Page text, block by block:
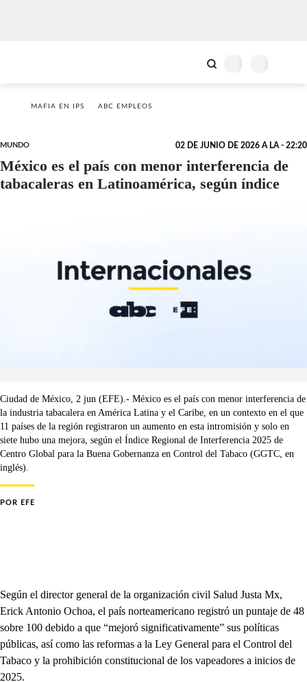
MAFIA EN IPS ABC EMPLEOS
MUNDO 02 DE JUNIO DE 2026 A LA - 22:20
México es el país con menor interferencia de
tabacaleras en Latinoamérica, según índice
Ciudad de México, 2 jun (EFE).- México es el país con menor interferencia de
la industria tabacalera en América Latina y el Caribe, en un contexto en el que
11 países de la región registraron un aumento en esta intromisión y solo en
siete hubo una mejora, según el Índice Regional de Interferencia 2025 de
Centro Global para la Buena Gobernanza en Control del Tabaco (GGTC, en
inglés).
POR EFE
Según el director general de la organización civil Salud Justa Mx,
Erick Antonio Ochoa, el país norteamericano registró un puntaje de 48
sobre 100 debido a que “mejoró significativamente” sus políticas
públicas, así como las reformas a la Ley General para el Control del
Tabaco y la prohibición constitucional de los vapeadores a inicios de
2025.